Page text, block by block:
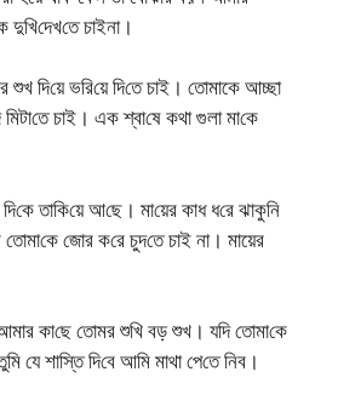
দু‌খি‌দেখ‌তে চাইনা।
দি‌য়ে ভ‌রি‌য়ে দি‌তে চাই। তোমাকে আচ্ছা
মিটা‌তে চাই। এক শ্বা‌ষে কথা গুলা মা‌কে
তা‌কি‌য়ে আ‌ছে। মা‌য়ের কাধ ধ‌রে ঝাকু‌নি
জোর ক‌রে চুদ‌তে চাই না। মায়ের
কা‌ছে তোমর শু‌খি বড় শুখ। য‌দি তোমা‌কে
যে শা‌স্তি দি‌বে আ‌মি মাথা পে‌তে নিব।